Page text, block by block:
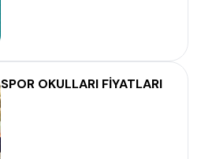
SPOR OKULLARI FİYATLARI